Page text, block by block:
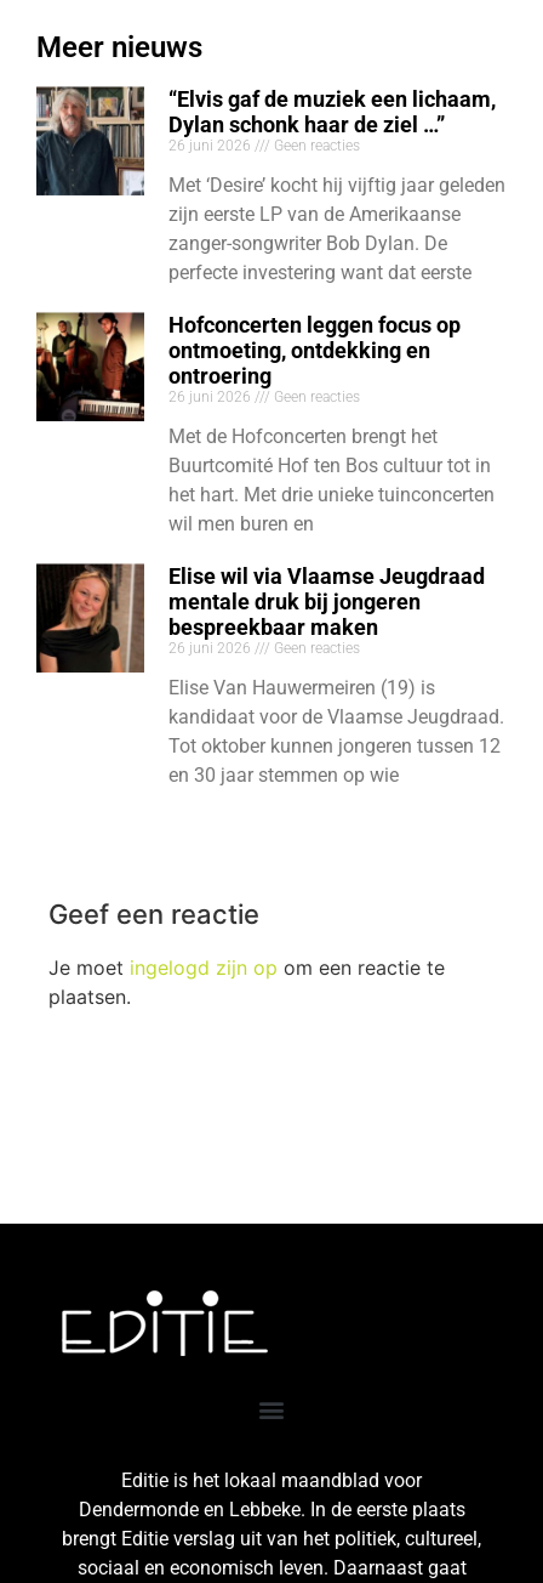
Meer nieuws
“Elvis gaf de muziek een lichaam,
Dylan schonk haar de ziel …”
26 juni 2026 Geen reacties
Met ‘Desire’ kocht hij vijftig jaar geleden
zijn eerste LP van de Amerikaanse
zanger-songwriter Bob Dylan. De
perfecte investering want dat eerste
Hofconcerten leggen focus op
ontmoeting, ontdekking en
ontroering
26 juni 2026 Geen reacties
Met de Hofconcerten brengt het
Buurtcomité Hof ten Bos cultuur tot in
het hart. Met drie unieke tuinconcerten
wil men buren en
Elise wil via Vlaamse Jeugdraad
mentale druk bij jongeren
bespreekbaar maken
26 juni 2026 Geen reacties
Elise Van Hauwermeiren (19) is
kandidaat voor de Vlaamse Jeugdraad.
Tot oktober kunnen jongeren tussen 12
en 30 jaar stemmen op wie
Geef een reactie
Je moet ingelogd zijn op om een reactie te
plaatsen.
Editie is het lokaal maandblad voor
Dendermonde en Lebbeke. In de eerste plaats
brengt Editie verslag uit van het politiek, cultureel,
sociaal en economisch leven. Daarnaast gaat